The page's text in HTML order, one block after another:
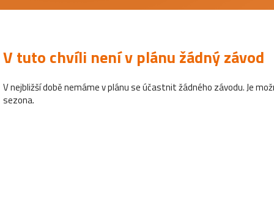
V tuto chvíli není v plánu žádný závod
V nejbližší době nemáme v plánu se účastnit žádného závodu. Je
sezona.